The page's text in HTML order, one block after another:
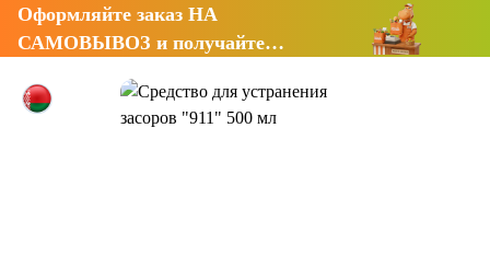
Оформляйте заказ НА
САМОВЫВОЗ и получайте